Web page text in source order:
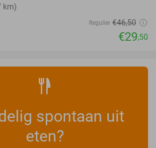
km)
Regulier €46,50
€29,50
spontaan uit
eten?